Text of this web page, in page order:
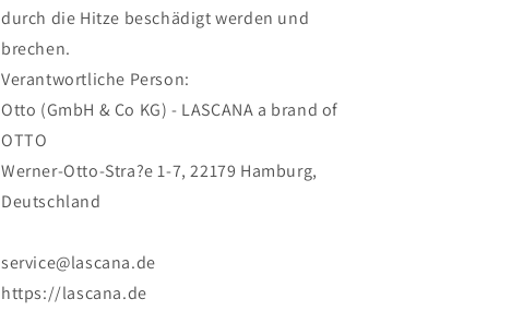
durch die Hitze beschädigt werden und
brechen.
Verantwortliche Person:
Otto (GmbH & Co KG) - LASCANA a brand of
OTTO
Werner-Otto-Stra?e 1-7, 22179 Hamburg,
Deutschland
service@lascana.de
https://lascana.de